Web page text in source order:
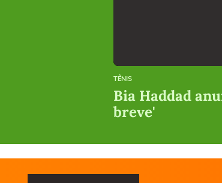
TÊNIS
Bia Haddad
breve'